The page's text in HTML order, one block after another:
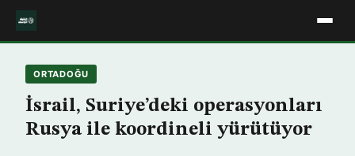
ORTADOĞU
İsrail, Suriye’deki operasyonları
Rusya ile koordineli yürütüyor